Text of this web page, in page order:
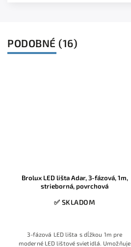
PODOBNÉ (16)
Brolux LED lišta Adar, 3-fázová, 1m,
strieborná, povrchová
✅ SKLADOM
3-fázová LED lišta s dĺžkou 1m pre
moderné LED lištové svietidlá. Umožňuje